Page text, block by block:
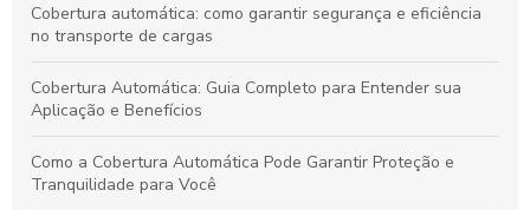
Cobertura automática: como garantir segurança e eficiência
no transporte de cargas
Cobertura Automática: Guia Completo para Entender sua
Aplicação e Benefícios
Como a Cobertura Automática Pode Garantir Proteção e
Tranquilidade para Você